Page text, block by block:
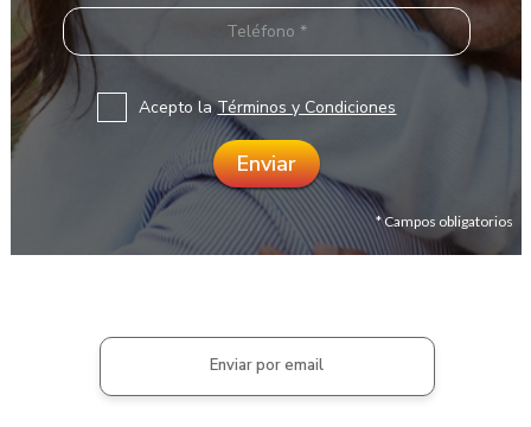
Acepto laTérminos y Condiciones
* Campos obligatorios
Enviar por email